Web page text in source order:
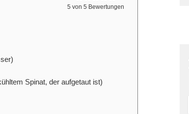
5 von 5 Bewertungen
Spinat, der aufgetaut ist)